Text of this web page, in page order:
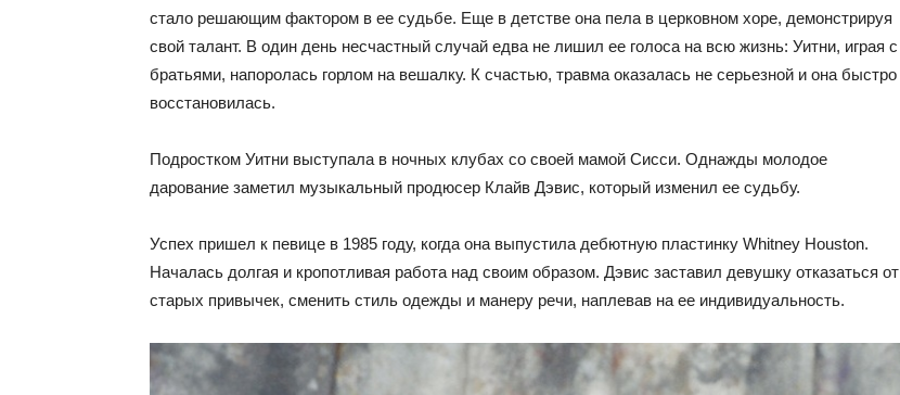
стало решающим фактором в ее судьбе. Еще в детстве она пела в церковном хоре, демонстрируя
свой талант. В один день несчастный случай едва не лишил ее голоса на всю жизнь: Уитни, играя с
братьями, напоролась горлом на вешалку. К счастью, травма оказалась не серьезной и она быстро
восстановилась.
Подростком Уитни выступала в ночных клубах со своей мамой Сисси. Однажды молодое
дарование заметил музыкальный продюсер Клайв Дэвис, который изменил ее судьбу.
Успех пришел к певице в 1985 году, когда она выпустила дебютную пластинку Whitney Houston.
Началась долгая и кропотливая работа над своим образом. Дэвис заставил девушку отказаться от
старых привычек, сменить стиль одежды и манеру речи, наплевав на ее индивидуальность.